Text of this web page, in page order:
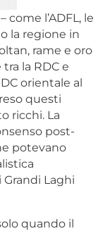
l’ADFL, le
la regione in
rame e oro
la RDC e
orientale al
questi
ricchi. La
post-
potevano
Laghi
quando il